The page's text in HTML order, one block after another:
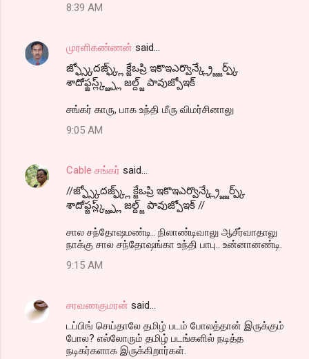
8:39 AM
முரளிகண்ணன் said…
జ్ఫ్స్కోదజ్ఫ్క్ల్ క్జేఒప్రి ఇకొఇఎర్వొన్క్ల్ర్జ్జేర్ప్క్
శాదోఫ్జస్ల్క్జ్ప్ల్ జల్ద్జ్ పావుజ్పోఇక్
சங்கர் காரு, பாக உந்தி மீரு விமர்சினாலு
9:05 AM
Cable சங்கர் said…
//జ్ఫ్స్కోదజ్ఫ్క్ల్ క్జేఒప్రి ఇకొఇఎర్వొన్క్ల్ర్జ్జేర్ప్క్
శాదోఫ్జస్ల్క్జ్ప్ల్ జల్ద్జ్ పావుజ్పోఇక్ //
சால சந்தோஷமண்டி.. நிலாண்டிவாலு ஆசீர்வாதாலு
நாக்கு சால சந்தோஷங்கா உந்தி பாபு.. உன்னானண்டி.
9:15 AM
சரவணகுமரன் said…
டப்பிங் செய்தாலே தமிழ் படம் போலத்தான் இருக்கும்
போல? எல்லோரும் தமிழ் படங்களில் நடித்த
நடிகர்களாக இருக்கிறார்கள்.